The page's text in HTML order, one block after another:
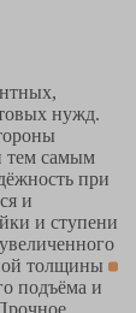
нужд.
тем самым
при
и
и ступени
толщины
подъёма и